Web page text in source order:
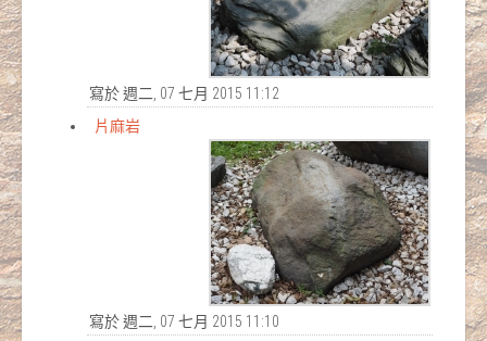
寫於 週二, 07 七月 2015 11:12
片麻岩
寫於 週二, 07 七月 2015 11:10